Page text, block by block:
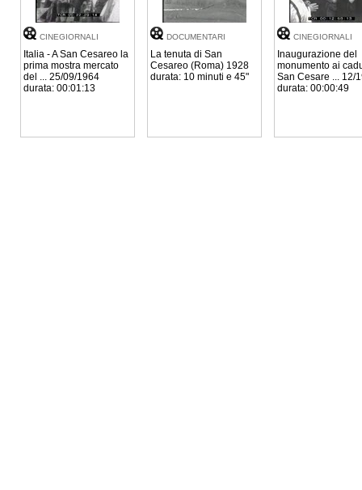
CINEGIORNALI
Italia - A San Cesareo la
prima mostra mercato
del ... 25/09/1964
durata: 00:01:13
DOCUMENTARI
La tenuta di San
Cesareo (Roma) 1928
durata: 10 minuti e 45"
CINEGIORNALI
Inaugurazione del
monumento ai
San Cesare ... 12/
durata: 00:00:49